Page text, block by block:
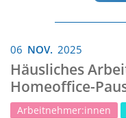
06 NOV. 2025
Häusliches
Homeoffice-
Arbeitnehmer:innen